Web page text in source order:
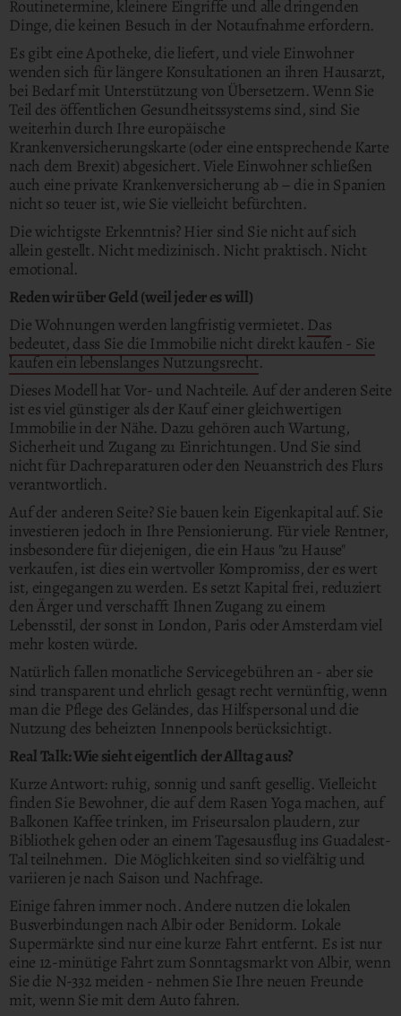
Routinetermine, kleinere Eingriffe und alle dringenden
Dinge, die keinen Besuch in der Notaufnahme erfordern.
Es gibt eine Apotheke, die liefert, und viele Einwohner
wenden sich für längere Konsultationen an ihren Hausarzt,
bei Bedarf mit Unterstützung von Übersetzern. Wenn Sie
Teil des öffentlichen Gesundheitssystems sind, sind Sie
weiterhin durch Ihre europäische
Krankenversicherungskarte (oder eine entsprechende Karte
nach dem Brexit) abgesichert. Viele Einwohner schließen
auch eine private Krankenversicherung ab – die in Spanien
nicht so teuer ist, wie Sie vielleicht befürchten.
Die wichtigste Erkenntnis? Hier sind Sie nicht auf sich
allein gestellt. Nicht medizinisch. Nicht praktisch. Nicht
emotional.
Reden wir über Geld (weil jeder es will)
Die Wohnungen werden langfristig vermietet. Das
bedeutet, dass Sie die Immobilie nicht direkt kaufen - Sie
kaufen ein lebenslanges Nutzungsrecht.
Dieses Modell hat Vor- und Nachteile. Auf der anderen Seite
ist es viel günstiger als der Kauf einer gleichwertigen
Immobilie in der Nähe. Dazu gehören auch Wartung,
Sicherheit und Zugang zu Einrichtungen. Und Sie sind
nicht für Dachreparaturen oder den Neuanstrich des Flurs
verantwortlich.
Auf der anderen Seite? Sie bauen kein Eigenkapital auf. Sie
investieren jedoch in Ihre Pensionierung. Für viele Rentner,
insbesondere für diejenigen, die ein Haus "zu Hause"
verkaufen, ist dies ein wertvoller Kompromiss, der es wert
ist, eingegangen zu werden. Es setzt Kapital frei, reduziert
den Ärger und verschafft Ihnen Zugang zu einem
Lebensstil, der sonst in London, Paris oder Amsterdam viel
mehr kosten würde.
Natürlich fallen monatliche Servicegebühren an - aber sie
sind transparent und ehrlich gesagt recht vernünftig, wenn
man die Pflege des Geländes, das Hilfspersonal und die
Nutzung des beheizten Innenpools berücksichtigt.
Real Talk: Wie sieht eigentlich der Alltag aus?
Kurze Antwort: ruhig, sonnig und sanft gesellig. Vielleicht
finden Sie Bewohner, die auf dem Rasen Yoga machen, auf
Balkonen Kaffee trinken, im Friseursalon plaudern, zur
Bibliothek gehen oder an einem Tagesausflug ins Guadalest-
Tal teilnehmen. Die Möglichkeiten sind so vielfältig und
variieren je nach Saison und Nachfrage.
Einige fahren immer noch. Andere nutzen die lokalen
Busverbindungen nach Albir oder Benidorm. Lokale
Supermärkte sind nur eine kurze Fahrt entfernt. Es ist nur
eine 12-minütige Fahrt zum Sonntagsmarkt von Albir, wenn
Sie die N-332 meiden - nehmen Sie Ihre neuen Freunde
mit, wenn Sie mit dem Auto fahren.